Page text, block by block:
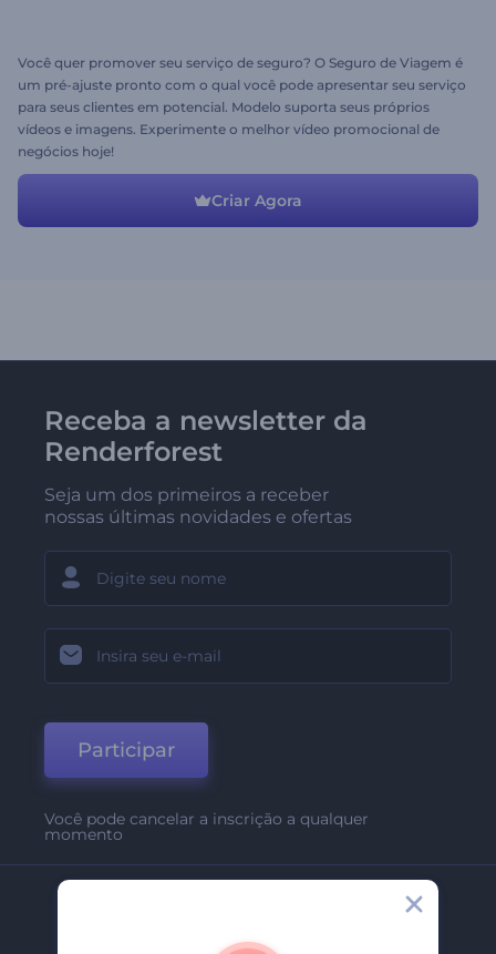
Você quer promover seu serviço de seguro? O Seguro de Viagem é
um pré-ajuste pronto com o qual você pode apresentar seu serviço
para seus clientes em potencial. Modelo suporta seus próprios
vídeos e imagens. Experimente o melhor vídeo promocional de
negócios hoje!
Criar Agora
Receba a newsletter da
Renderforest
Seja um dos primeiros a receber
nossas últimas novidades e ofertas
Participar
Você pode cancelar a inscrição a qualquer
momento
Sobre Nós